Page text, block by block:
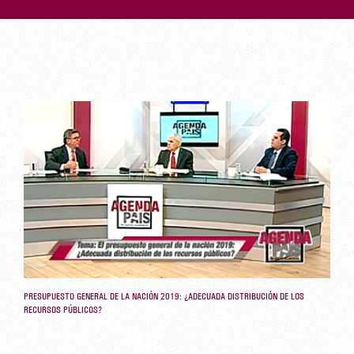
PRESUPUESTO GENERAL DE LA NACIÓN 2019: ¿ADECUADA DISTRIBUCIÓN DE LOS
RECURSOS PÚBLICOS?